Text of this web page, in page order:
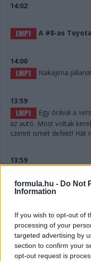
formula.hu - Do Not
Information
If you wish to opt-out of
processing of your
targeted advertising by
section to confirm your
opt-out request is
14:02
A #8-as
14:00
Nakajima
13:59
Egy órával a
az autó. Most voltak
szerint ismét defekt! Hát
13:59
Lelassult a #7-
13:56
Defekt a #7-es
üzenetet. De már túl is